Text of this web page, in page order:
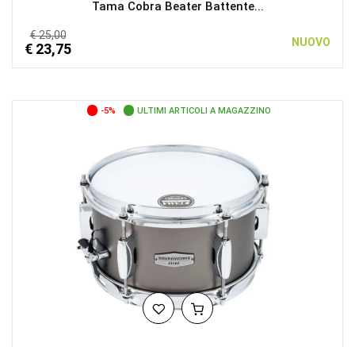
Tama Cobra Beater Battente...
€ 25,00
€ 23,75 NUOVO
-5% ULTIMI ARTICOLI A MAGAZZINO